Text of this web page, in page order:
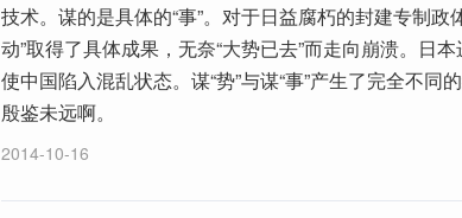
技术。谋的是具体的“事”。对于日益腐朽的封建专制政
动”取得了具体成果，无奈“大势已去”而走向崩溃。日
使中国陷入混乱状态。谋“势”与谋“事”产生了完全不同
殷鉴未远啊。
2014-10-16